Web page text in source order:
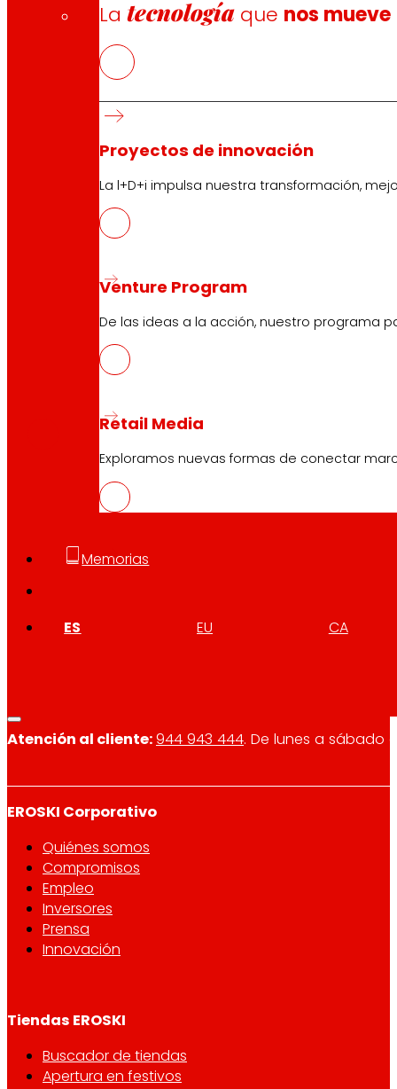
Latecnología que nos mueve
Proyectos de innovación
La l+D+i impulsa nuestra transformación,
Venture Program
De las ideas a la acción, nuestro programa
Retail Media
Exploramos nuevas formas de conectar
Memorias
ES EU CA
Síguenos
Atención al cliente:944 943 444. De lunes a sábado
EROSKI Corporativo
Quiénes somos
Compromisos
Empleo
Inversores
Prensa
Innovación
Tiendas EROSKI
Buscador de tiendas
Apertura en festivos